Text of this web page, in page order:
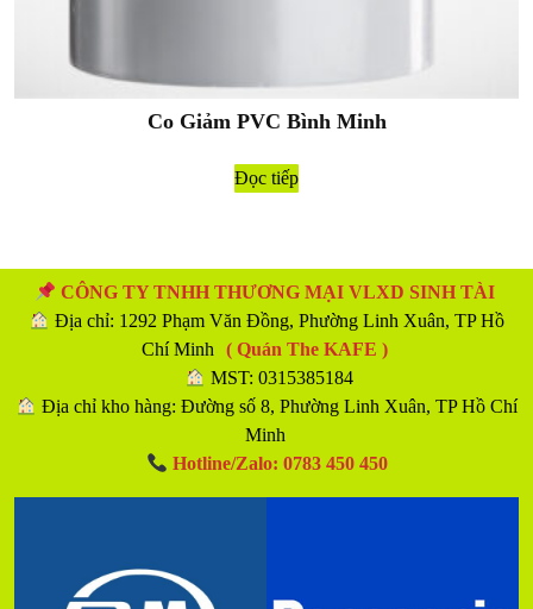
Co Giảm PVC Bình Minh
Đọc tiếp
CÔNG TY TNHH THƯƠNG MẠI VLXD SINH TÀI
Địa chỉ: 1292 Phạm Văn Đồng, Phường Linh Xuân, TP Hồ
Chí Minh
( Quán The KAFE )
MST: 0315385184
Địa chỉ kho hàng: Đường số 8, Phường Linh Xuân, TP Hồ Chí
Minh
Hotline/Zalo: 0783 450 450